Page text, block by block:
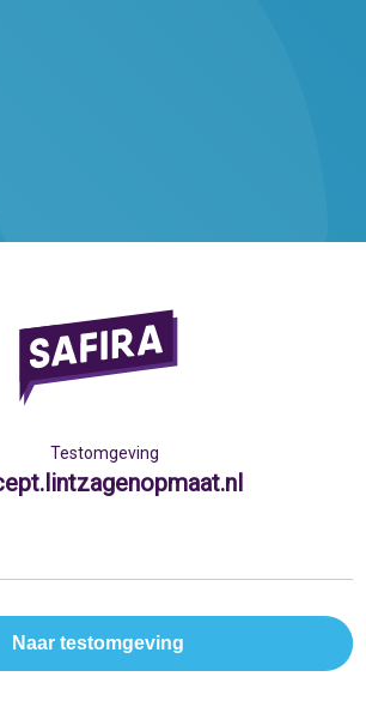
Testomgeving